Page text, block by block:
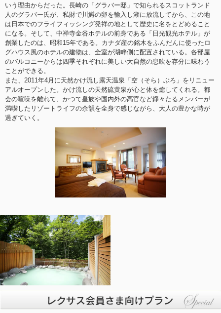
いう理由からだった。長崎の「グラバー邸」で知られるスコットランド
人のグラバー氏が、私財で川鱒の卵を輸入し湖に放流してから、この地
は日本でのフライフィッシング発祥の地として歴史に名をとどめること
になる。そして、中禅寺金谷ホテルの前身である「日光観光ホテル」が
創業したのは、昭和15年である。カナダ産の銘木をふんだんに使ったロ
グハウス風のホテルの建物は、全室が湖畔側に配置されている。各部屋
のバルコニーからは四季それぞれに美しい大自然の息吹を存分に味わう
ことができる。
また、2011年4月に天然かけ流し露天温泉「空（そら）ぶろ」をリニュー
アルオープンした。かけ流しの天然硫黄泉が心と体を癒してくれる。都
会の喧噪を離れて、かつて皇族や国内外の高官など錚々たるメンバーが
満喫したリゾートライフの余韻を全身で感じながら、大人の豊かな時が
過ぎていく。